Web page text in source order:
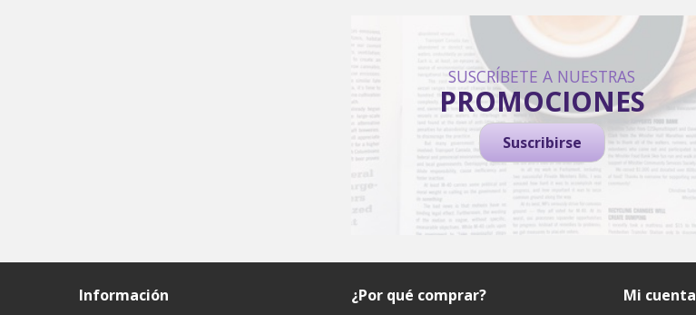
SUSCRÍBETE A NUESTRAS
PROMOCIONES
Suscribirse
Información ¿Por qué comprar? Mi cuenta